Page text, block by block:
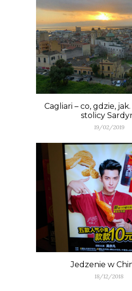
Cagliari – co, gdzie,
stolicy
19/02/2019
Jedzenie w
18/12/2018